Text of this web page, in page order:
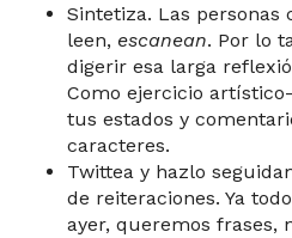
Sintetiza. Las personas
leen, escanean. Por lo
digerir esa larga
Como ejercicio
tus estados y
caracteres.
Twittea y hazlo
de reiteraciones. Ya
ayer, queremos frases,